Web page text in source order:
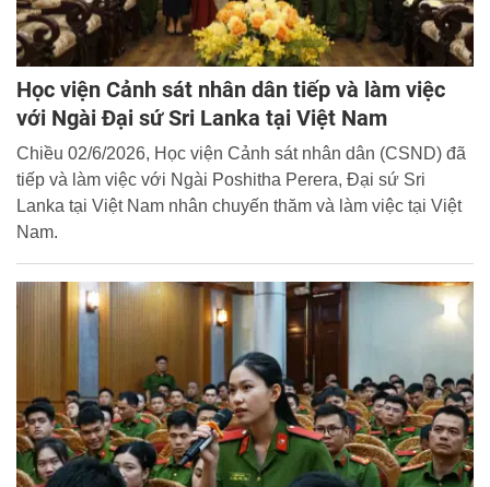
Học viện Cảnh sát nhân dân tiếp và làm việc
với Ngài Đại sứ Sri Lanka tại Việt Nam
Chiều 02/6/2026, Học viện Cảnh sát nhân dân (CSND) đã
tiếp và làm việc với Ngài Poshitha Perera, Đại sứ Sri
Lanka tại Việt Nam nhân chuyến thăm và làm việc tại Việt
Nam.